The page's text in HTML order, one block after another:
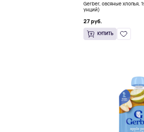
Gerber, овсяные хлопья,
унций)
27 руб.
КУПИТЬ